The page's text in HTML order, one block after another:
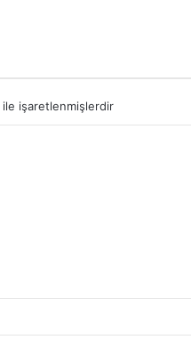
ile işaretlenmişlerdir